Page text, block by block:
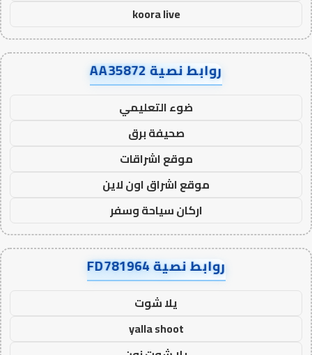
koora live
روابط نصية AA35872
ضوء التعليمي
صحيفة برق
موقع اشراقات
موقع اشراق اون لاين
اركان سياحة وسفر
روابط نصية FD781964
يلا شوت
yalla shoot